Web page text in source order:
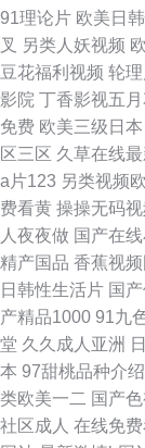
91理论片 欧美日
叉 另类人妖视频
豆花福利视频 轮
影院 丁香影视五
免费 欧美三级日本
区三区 久草在线
a片123 另类视频
费看黄 操操无码视
人夜夜做 国产在
精产国品 香蕉视
日韩性生活片 国
产精品1000 91九
堂 久久成人亚洲
本 97甜桃品种介绍
类欧美一二 国产
社区成人 在线免